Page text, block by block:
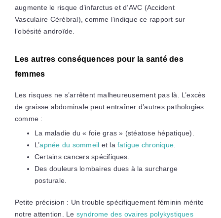
augmente le risque d’infarctus et d’AVC (Accident
Vasculaire Cérébral), comme l’indique ce rapport sur
l’obésité androïde.
Les autres conséquences pour la santé des
femmes
Les risques ne s’arrêtent malheureusement pas là. L’excès
de graisse abdominale peut entraîner d’autres pathologies
comme :
La maladie du « foie gras » (stéatose hépatique).
L’apnée du sommeil et la fatigue chronique
Certains cancers spécifiques.
Des douleurs lombaires dues à la surcharge
posturale.
Petite précision : Un trouble spécifiquement féminin mérite
notre attention. Le syndrome des ovaires polykystiques